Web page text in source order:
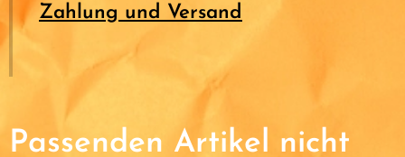
Zahlung und Versand
Passenden Artikel nicht